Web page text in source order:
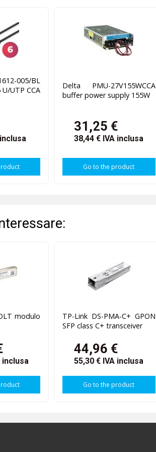
005/BL
UTP CCA
inclusa
Delta PMU-27V155WCCA
buffer power supply 155W
31,25 €
38,44 € IVA inclusa
Go to the product
modulo
inclusa
TP-Link DS-PMA-C+ GPON
SFP class C+ transceiver
44,96 €
55,30 € IVA inclusa
Go to the product